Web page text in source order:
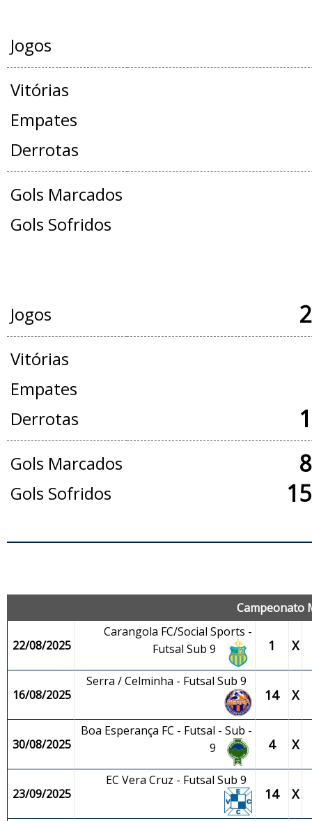
Jogos
Vitórias
Empates
Derrotas
Gols Marcados
Gols Sofridos
Jogos
Vitórias
Empates
Derrotas
Gols Marcados
Gols Sofridos
Campeonato
22/08/2025
Carangola FC/Social Sports -
Futsal Sub 9
1 X
16/08/2025
Serra / Celminha - Futsal Sub 9
14 X
30/08/2025
Boa Esperança FC - Futsal - Sub -
9
4 X
23/09/2025
EC Vera Cruz - Futsal Sub 9
14 X